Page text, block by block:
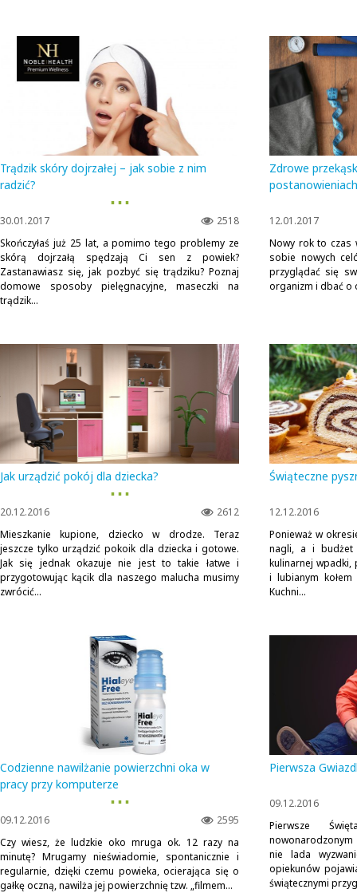
Trądzik skóry dojrzałej – jak sobie z nim
radzić?
▪ ▪ ▪
2518
30.01.2017
Skończyłaś już 25 lat, a pomimo tego problemy ze
skórą dojrzałą spędzają Ci sen z powiek?
Zastanawiasz się, jak pozbyć się trądziku? Poznaj
domowe sposoby pielęgnacyjne, maseczki na
trądzik...
Zdrowe
postanowieniach
12.01.2017
Nowy rok to czas
sobie nowych
przyglądać się
organizm i dbać o
Jak urządzić pokój dla dziecka?
▪ ▪ ▪
2612
20.12.2016
Mieszkanie kupione, dziecko w drodze. Teraz
jeszcze tylko urządzić pokoik dla dziecka i gotowe.
Jak się jednak okazuje nie jest to takie łatwe i
przygotowując kącik dla naszego malucha musimy
zwrócić...
Świąteczne
12.12.2016
Ponieważ w
nagli, a i budżet
kulinarnej wpadki,
i lubianym
Kuchni...
Codzienne nawilżanie powierzchni oka w
pracy przy komputerze
▪ ▪ ▪
2595
09.12.2016
Czy wiesz, że ludzkie oko mruga ok. 12 razy na
minutę? Mrugamy nieświadomie, spontanicznie i
regularnie, dzięki czemu powieka, ocierająca się o
gałkę oczną, nawilża jej powierzchnię tzw. „filmem...
Pierwsza
09.12.2016
Pierwsze
nie lada
opiekunów
świątecznymi